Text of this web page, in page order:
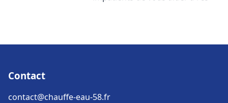
Contact
contact@chauffe-eau-58.fr